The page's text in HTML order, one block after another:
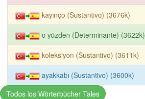
kayınço (Sustantivo) (3676k)
o yüzden (Determinante) (3622k)
koleksiyon (Sustantivo) (3611k)
ayakkabı (Sustantivo) (3600k)
Todos los Wörterbücher Tales